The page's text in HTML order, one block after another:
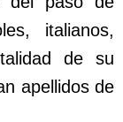
italianos,
de su
apellidos de